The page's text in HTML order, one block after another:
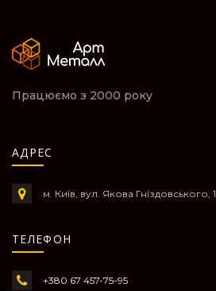
Працюємо з 2000 року
АДРЕС
м. Київ, вул. Якова Гніздовського, 1
ТЕЛЕФОН
+380 67 457-75-95